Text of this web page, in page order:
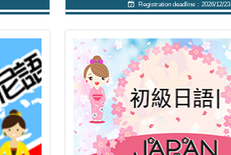
Registration deadline：2026/12/23